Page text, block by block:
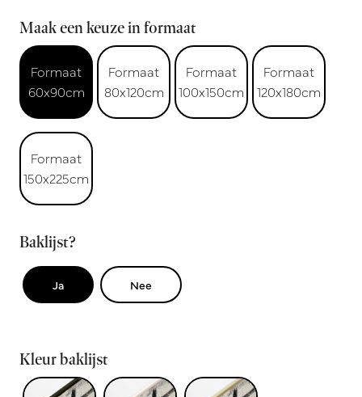
Maak een keuze in formaat
Formaat
60x90cm
Formaat
80x120cm
Formaat
100x150cm
Formaat
120x180cm
Formaat
150x225cm
Baklijst?
Ja Nee
Kleur baklijst